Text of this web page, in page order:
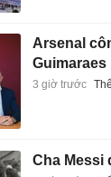
Arsenal
Guimaraes
3 giờ trước
Cha Messi